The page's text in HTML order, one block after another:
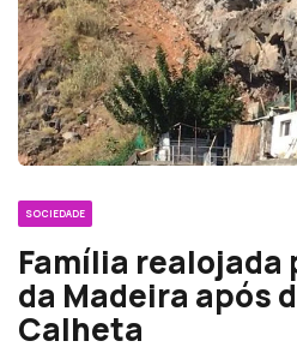
SOCIEDADE
Família realojada
da Madeira após
Calheta